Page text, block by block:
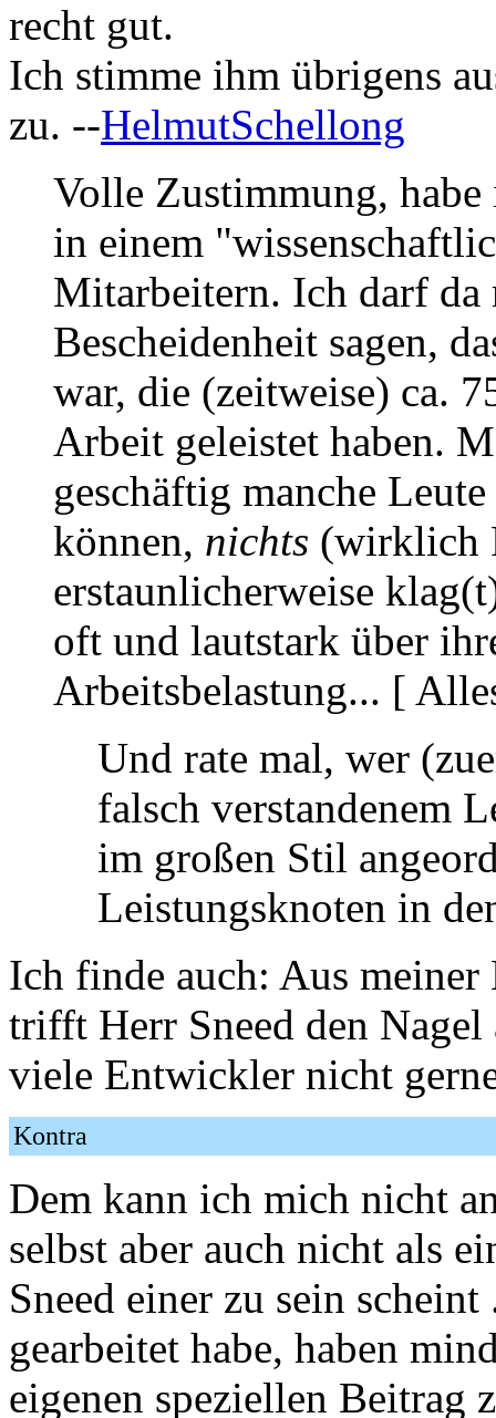
recht gut.
Ich stimme ihm übrigens
zu. --HelmutSchellong
Volle Zustimmung,
in einem
Mitarbeitern. Ich darf da
Bescheidenheit sagen,
war, die (zeitweise) ca.
Arbeit geleistet haben.
geschäftig manche
können, nichts (wirklich
erstaunlicherweise
oft und lautstark über
Arbeitsbelastung... [
Und rate mal, wer
falsch verstandenem
im großen Stil
Leistungsknoten in
Ich finde auch: Aus
trifft Herr Sneed den
viele Entwickler nicht
Kontra
Dem kann ich mich nicht
selbst aber auch nicht als
Sneed einer zu sein
gearbeitet habe, haben
eigenen speziellen Beitrag